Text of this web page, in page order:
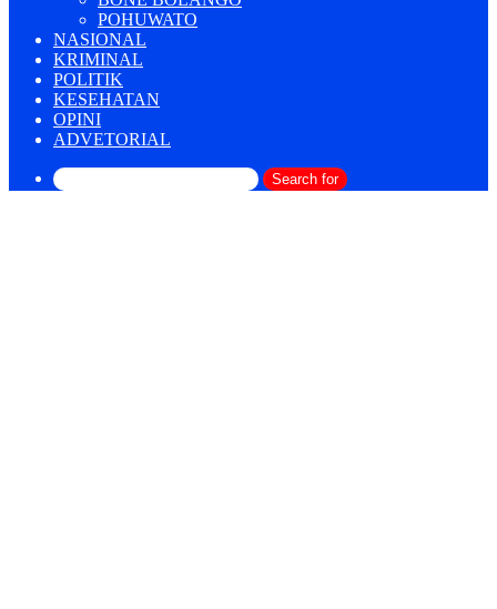
POHUWATO
NASIONAL
KRIMINAL
POLITIK
KESEHATAN
OPINI
ADVETORIAL
Search for